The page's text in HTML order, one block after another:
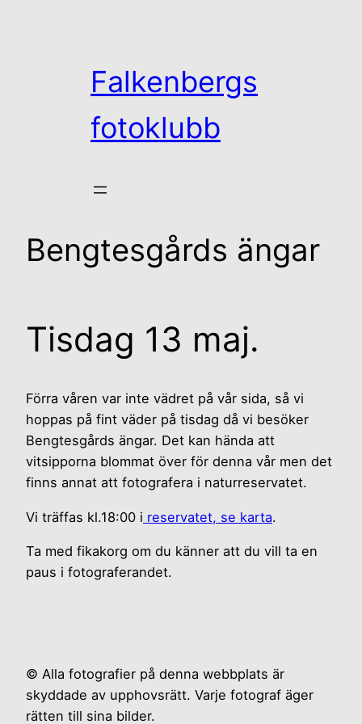
Falkenbergs
fotoklubb
Bengtesgårds ängar
Tisdag 13 maj.
Förra våren var inte vädret på vår sida, så vi
hoppas på fint väder på tisdag då vi besöker
Bengtesgårds ängar. Det kan hända att
vitsipporna blommat över för denna vår men det
finns annat att fotografera i naturreservatet.
Vi träffas kl.18:00 i reservatet, se karta.
Ta med fikakorg om du känner att du vill ta en
paus i fotograferandet.
© Alla fotografier på denna webbplats är
skyddade av upphovsrätt. Varje fotograf äger
rätten till sina bilder.